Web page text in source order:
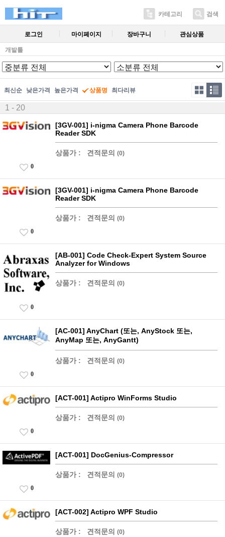
카테고리 검색
로그인 마이페이지 장바구니 관심상품
개발툴
최신순 낮은가격 높은가격 상품명 최다리뷰
1 - 20
[3GV-001] i-nigma Camera Phone Barcode
Reader SDK
상품가 : 견적문의 (0)
0
[3GV-001] i-nigma Camera Phone Barcode
Reader SDK
상품가 : 견적문의 (0)
0
[AB-001] Code Check-Expert System Source
Analyzer for Windows
상품가 : 견적문의 (0)
0
[AC-001] AnyChart (또는, AnyStock 또는,
AnyMap 또는, AnyGantt)
상품가 : 견적문의 (0)
0
[ACT-001] Actipro WinForms Studio
상품가 : 견적문의 (0)
0
[ACT-001] DocGenius-Compressor
상품가 : 견적문의 (0)
0
[ACT-002] Actipro WPF Studio
상품가 : 견적문의 (0)